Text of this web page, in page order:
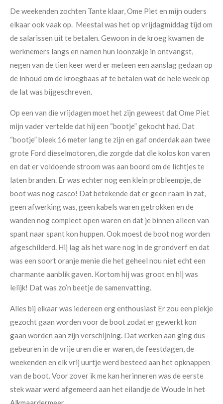
De weekenden zochten Tante klaar, Ome Piet en mijn ouders
elkaar ook vaak op. Meestal was het op vrijdagmiddag tijd om
de salarissen uit te betalen. Gewoon in de kroeg kwamen de
werknemers langs en namen hun loonzakje in ontvangst,
negen van de tien keer werd er meteen een aanslag gedaan op
de inhoud om de kroegbaas af te betalen wat de hele week op
de lat was bijgeschreven.
Op een van die vrijdagen moet het zijn geweest dat Ome Piet
mijn vader vertelde dat hij een “bootje” gekocht had. Dat
“bootje” bleek 16 meter lang te zijn en gaf onderdak aan twee
grote Ford dieselmotoren, die zorgde dat die kolos kon varen
en dat er voldoende stroom was aan boord om de lichtjes te
laten branden. Er was echter nog een klein probleempje, de
boot was nog casco! Dat betekende dat er geen raam in zat,
geen afwerking was, geen kabels waren getrokken en de
wanden nog compleet open waren en dat je binnen alleen van
spant naar spant kon huppen. Ook moest de boot nog worden
afgeschilderd. Hij lag als het ware nog in de grondverf en dat
was een soort oranje menie die het geheel nou niet echt een
charmante aanblik gaven. Kortom hij was groot en hij was
lelijk! Dat was zo’n beetje de samenvatting.
Alles bij elkaar was iedereen erg enthousiast Er zou een plekje
gezocht gaan worden voor de boot zodat er gewerkt kon
gaan worden aan zijn verschijning. Dat werken aan ging dus
gebeuren in de vrije uren die er waren, de feestdagen, de
weekenden en elk vrij uurtje werd besteed aan het opknappen
van de boot. Voor zover ik me kan herinneren was de eerste
stek waar werd afgemeerd aan het eilandje de Woude in het